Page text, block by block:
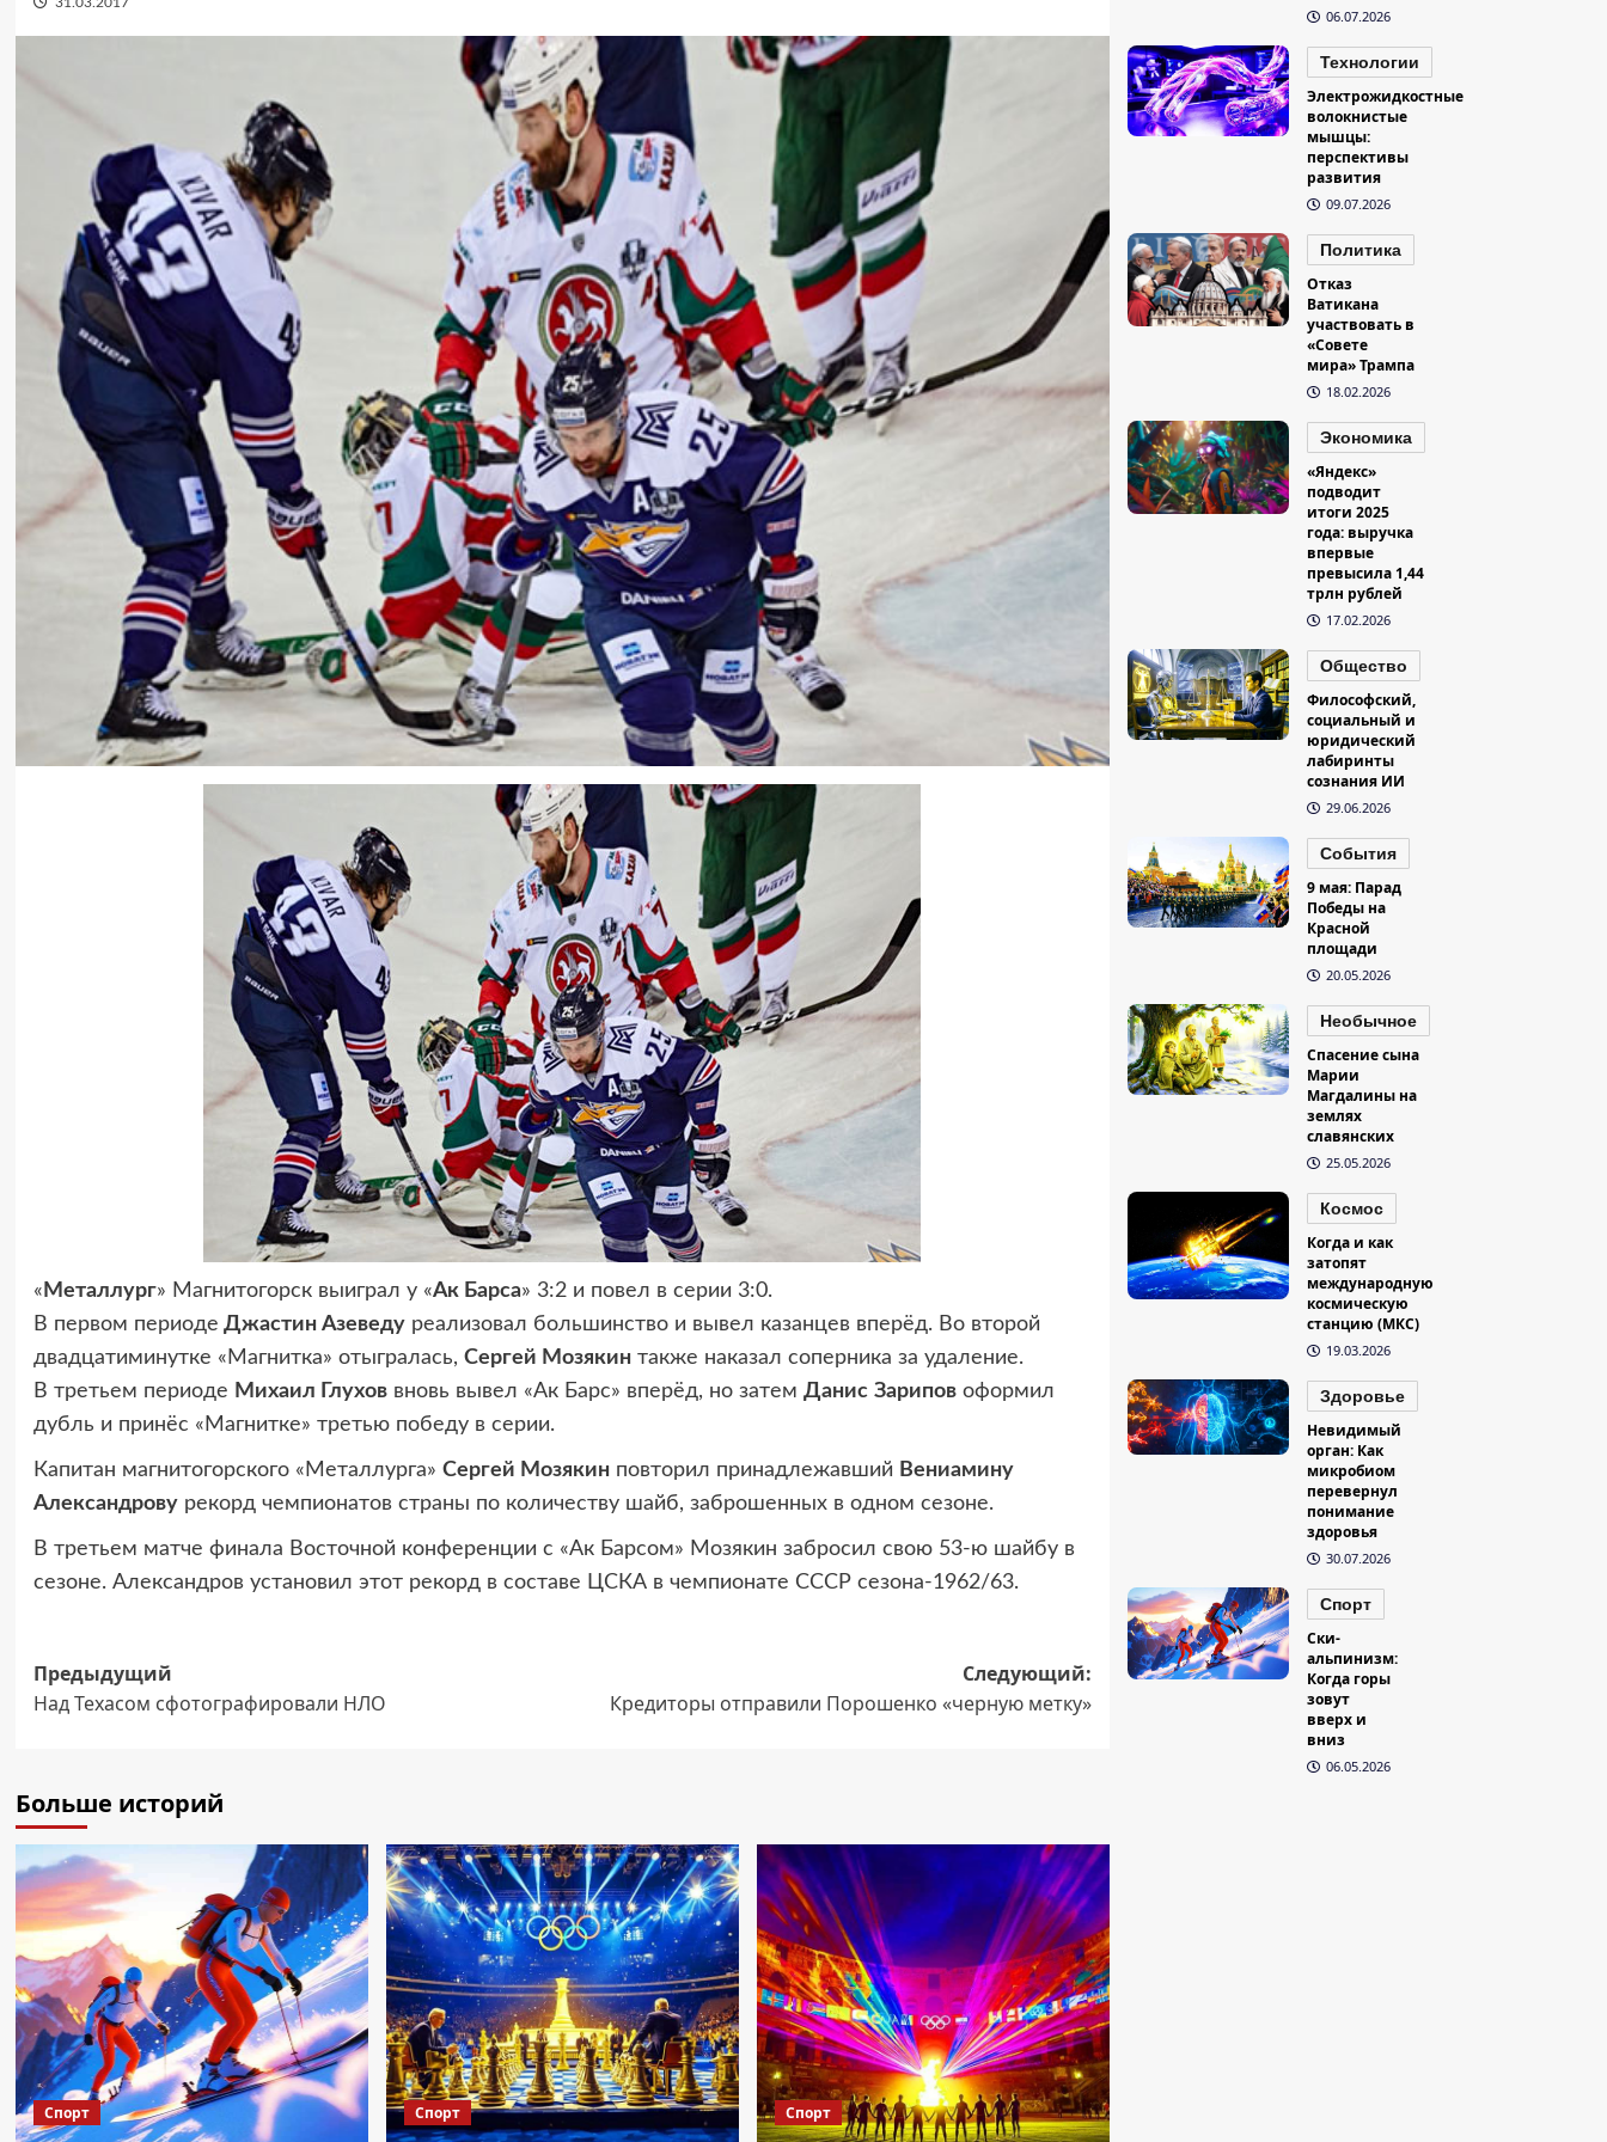
31.03.2017
« Металлург» Магнитогорск выиграл у «Ак Барса» 3:2 и повел в серии 3:0.
В первом периоде Джастин Азеведуреализовал большинство и вывел казанцев вперёд. Во второй
двадцатиминутке «Магнитка» отыгралась, Сергей Мозякинтакже наказал соперника за удаление.
В третьем периоде Михаил Глуховвновь вывел «Ак Барс» вперёд, но затем Данис Зариповоформил
дубль и принёс «Магнитке» третью победу в серии.
Капитан магнитогорского «Металлурга» Сергей Мозякинповторил принадлежавший Вениамину
Александровурекорд чемпионатов страны по количеству шайб, заброшенных в одном сезоне.
В третьем матче финала Восточной конференции с «Ак Барсом» Мозякин забросил свою 53-ю шайбу в
сезоне. Александров установил этот рекорд в составе ЦСКА в чемпионате СССР сезона-1962/63.
Навигация
записи
Предыдущий
Над Техасом сфотографировали НЛО
Следующий:
Кредиторы отправили Порошенко «черную метку»
Больше историй
Спорт Спорт Спорт
06.07.2026
Технологии
Электрожидкостные
волокнистые
мышцы:
перспективы
развития
09.07.2026
Политика
Отказ
Ватикана
участвовать в
«Совете
мира» Трампа
18.02.2026
Экономика
«Яндекс»
подводит
итоги 2025
года: выручка
впервые
превысила 1,44
трлн рублей
17.02.2026
Общество
Философский,
социальный и
юридический
лабиринты
сознания ИИ
29.06.2026
События
9 мая: Парад
Победы на
Красной
площади
20.05.2026
Необычное
Спасение сына
Марии
Магдалины на
землях
славянских
25.05.2026
Космос
Когда и как
затопят
международную
космическую
станцию (МКС)
19.03.2026
Здоровье
Невидимый
орган: Как
микробиом
перевернул
понимание
здоровья
30.07.2026
Спорт
Ски-
альпинизм:
Когда горы
зовут
вверх и
вниз
06.05.2026